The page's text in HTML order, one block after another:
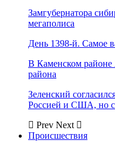
Замгубернатора
мегаполиса
День 1398-й. Самое
В Каменском районе
района
Зеленский
Россией и США, но с
Prev Next
Происшествия